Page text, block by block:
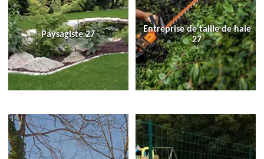
Paysagiste 27
Entreprise de taille de haie
27